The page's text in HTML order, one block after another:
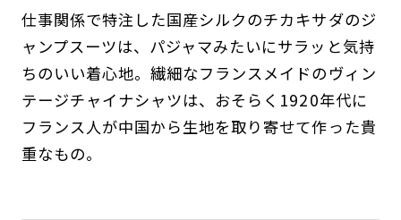
仕事関係で特注した国産シルクのチカキサダのジ
ャンプスーツは、パジャマみたいにサラッと気持
ちのいい着心地。繊細なフランスメイドのヴィン
テージチャイナシャツは、おそらく1920年代に
フランス人が中国から生地を取り寄せて作った貴
重なもの。